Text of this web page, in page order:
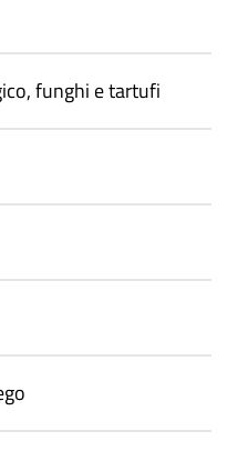
funghi e tartufi